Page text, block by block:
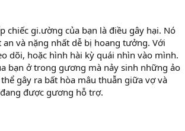
gi.ường của bạn là điều gây hại. Nó
và nặng nhất dễ bị hoang tưởng. Với
dõi, hoặc hình hài kỳ quái nhìn vào mình.
bạn ở trong gương mà nảy sinh những ảo
gây ra bất hòa mâu thuẫn giữa vợ và
được gương hỗ trợ.